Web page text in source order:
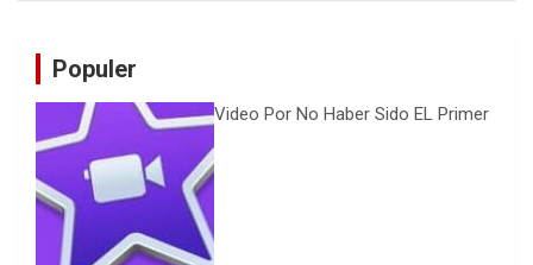
Populer
Video Por No Haber Sido EL Primer